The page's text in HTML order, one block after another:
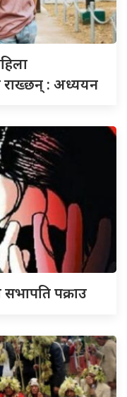
राख्छन् : अध्ययन
पक्राउ